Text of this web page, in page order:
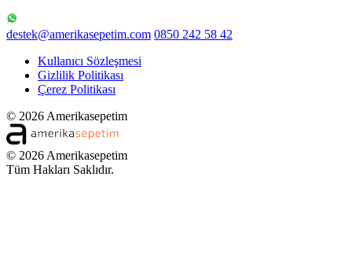
destek@amerikasepetim.com 0850 242 58 42
Kullanıcı Sözleşmesi
Gizlilik Politikası
Çerez Politikası
© 2026 Amerikasepetim
© 2026 Amerikasepetim
Tüm Hakları Saklıdır.